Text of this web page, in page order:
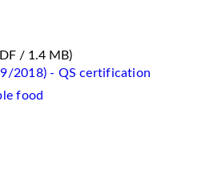
/ 1.4 MB)
2018) - QS certification
food